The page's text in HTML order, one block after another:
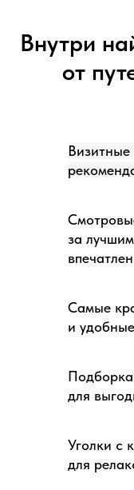
Внутри
от
за
Самые
и
для
Уголки с
для